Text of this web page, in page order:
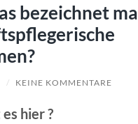
bezeichnet
/ KEINE KOMMENTARE
hier ?